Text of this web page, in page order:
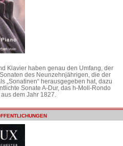
Klavier haben genau den Umfang, der
des Neunzehnjährigen, die der
„Sonatinen“ herausgegeben hat, dazu
Sonate A-Dur, das h-Moll-Rondo
dem Jahr 1827.